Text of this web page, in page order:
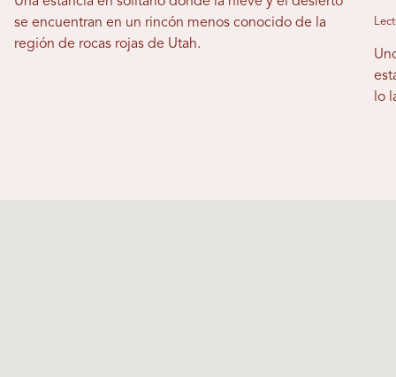
se encuentran en un rincón menos conocido de la
región de rocas rojas de Utah.
lo